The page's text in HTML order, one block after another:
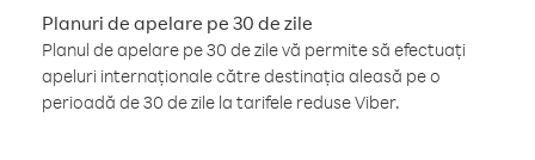
Planuri de apelare pe 30 de zile
Planul de apelare pe 30 de zile vă permite să efectuați
apeluri internaționale către destinația aleasă pe o
perioadă de 30 de zile la tarifele reduse Viber.